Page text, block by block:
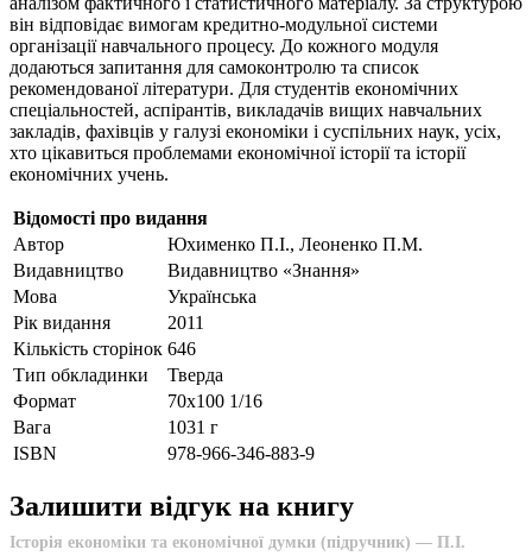
він відповідає вимогам кредитно-модульної системи
організації навчального процесу. До кожного модуля
додаються запитання для самоконтролю та список
рекомендованої літератури. Для студентів економічних
спеціальностей, аспірантів, викладачів вищих на­вчальних
закладів, фахівців у галузі економіки і суспільних наук, усіх,
хто цікавиться проблемами економічної історії та історії
економічних учень.
Відомості про видання
Автор
Юхименко П.І., Леоненко П.М.
Видавництво
Видавництво «Знання»
Мова
Українська
Рік видання
2011
Кількість сторінок 646
Тип обкладинки
Тверда
Формат
70х100 1/16
Вага
1031 г
ISBN
978-966-346-883-9
Залишити відгук на книгу
Історія економіки та економічної думки (підручник) — П.І.